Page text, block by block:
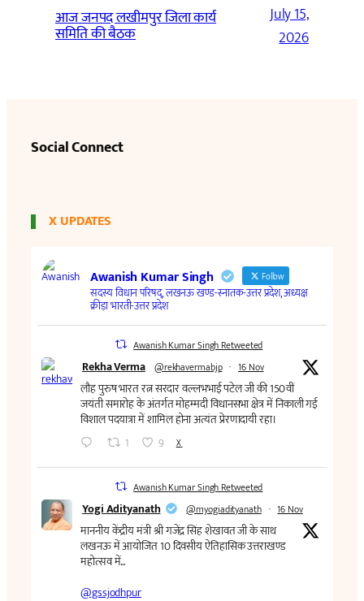
आज जनपद लखीमपुर जिला कार्य
समिति की बैठक
July 15,
2026
Social Connect
X UPDATES